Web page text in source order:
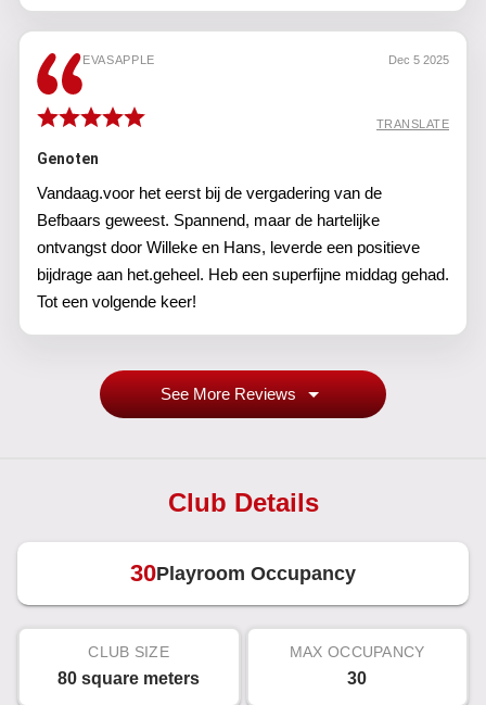
EVASAPPLE Dec 5 2025
TRANSLATE
Genoten
Vandaag.voor het eerst bij de vergadering van de
Befbaars geweest. Spannend, maar de hartelijke
ontvangst door Willeke en Hans, leverde een positieve
bijdrage aan het.geheel. Heb een superfijne middag gehad.
Tot een volgende keer!
See More Reviews
Club Details
30Playroom Occupancy
CLUB SIZE
80 square meters
MAX OCCUPANCY
30